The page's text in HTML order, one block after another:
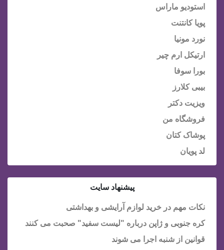
استودیو ماراس
پویا کانتنت
نورد مونیا
ارتیکل ارم چیر
بورا سوفا
بیبی کلارز
ویزیت دکتر
فروشگاه من
پوشاک کتان
لد پویان
پیشنهاد سایت
نکات مهم در خرید لوازم آرایشی و بهداشتی
کره جنوبی و ژاپن درباره "لیست سفید" صحبت می کنند
قوانین از شنبه اجرا می شوند